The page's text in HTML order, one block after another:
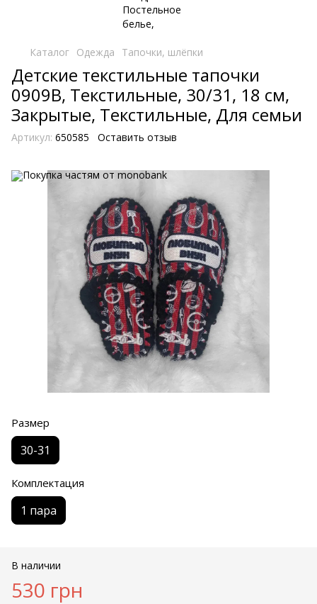
Каталог Одежда Тапочки, шлёпки
Детские текстильные тапочки
0909B, Текстильные, 30/31, 18 см,
Закрытые, Текстильные, Для семьи
Артикул: 650585 Оставить отзыв
Размер
30-31
Комплектация
1 пара
В наличии
530 грн